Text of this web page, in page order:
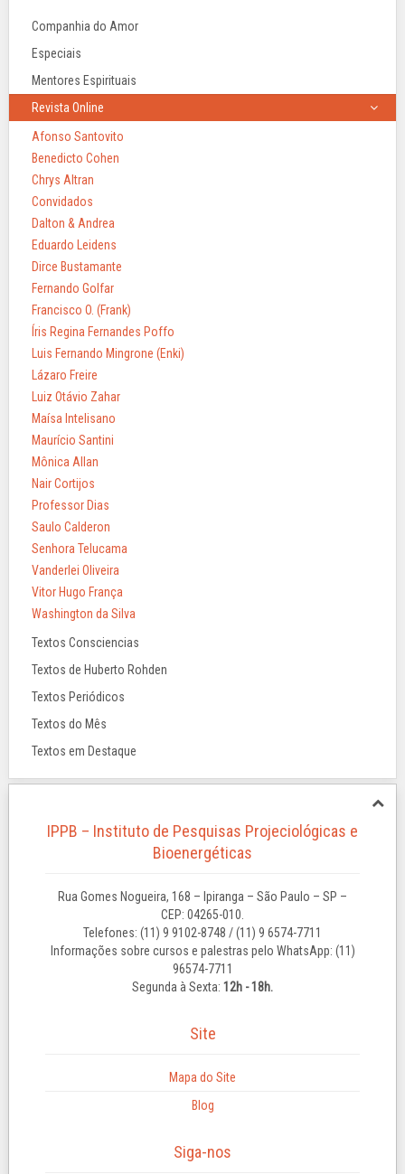
Companhia do Amor
Especiais
Mentores Espirituais
Revista Online
Afonso Santovito
Benedicto Cohen
Chrys Altran
Convidados
Dalton & Andrea
Eduardo Leidens
Dirce Bustamante
Fernando Golfar
Francisco O. (Frank)
Íris Regina Fernandes Poffo
Luis Fernando Mingrone (Enki)
Lázaro Freire
Luiz Otávio Zahar
Maísa Intelisano
Maurício Santini
Mônica Allan
Nair Cortijos
Professor Dias
Saulo Calderon
Senhora Telucama
Vanderlei Oliveira
Vitor Hugo França
Washington da Silva
Textos Consciencias
Textos de Huberto Rohden
Textos Periódicos
Textos do Mês
Textos em Destaque
IPPB – Instituto de Pesquisas Projeciológicas e
Bioenergéticas
Rua Gomes Nogueira, 168 – Ipiranga – São Paulo – SP –
CEP: 04265-010.
Telefones: (11) 9 9102-8748 / (11) 9 6574-7711
Informações sobre cursos e palestras pelo WhatsApp: (11)
96574-7711
Segunda à Sexta: 12h - 18h.
Site
Mapa do Site
Blog
Siga-nos